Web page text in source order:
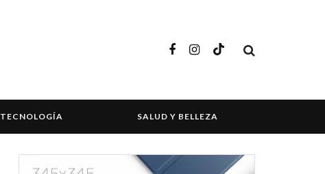
TECNOLOGÍA SALUD Y BELLEZA